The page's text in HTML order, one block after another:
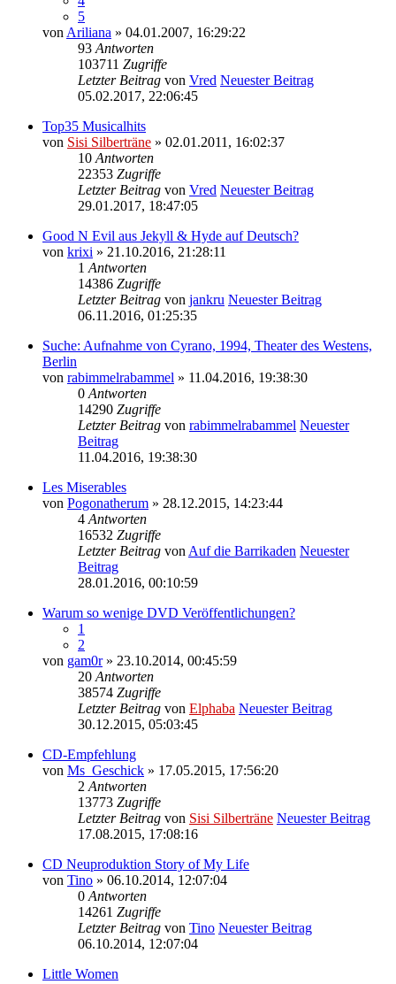
5
von Ariliana » 04.01.2007, 16:29:22
93 Antworten
103711 Zugriffe
Letzter Beitrag von Vred Neuester Beitrag
05.02.2017, 22:06:45
Top35 Musicalhits
von Sisi Silberträne » 02.01.2011, 16:02:37
10 Antworten
22353 Zugriffe
Letzter Beitrag von Vred Neuester Beitrag
29.01.2017, 18:47:05
Good N Evil aus Jekyll & Hyde auf Deutsch?
von krixi » 21.10.2016, 21:28:11
1 Antworten
14386 Zugriffe
Letzter Beitrag von jankru Neuester Beitrag
06.11.2016, 01:25:35
Suche: Aufnahme von Cyrano, 1994, Theater des Westens,
Berlin
von rabimmelrabammel » 11.04.2016, 19:38:30
0 Antworten
14290 Zugriffe
Letzter Beitrag von rabimmelrabammel Neuester
Beitrag
11.04.2016, 19:38:30
Les Miserables
von Pogonatherum » 28.12.2015, 14:23:44
4 Antworten
16532 Zugriffe
Letzter Beitrag von Auf die Barrikaden Neuester
Beitrag
28.01.2016, 00:10:59
Warum so wenige DVD Veröffentlichungen?
1
2
von gam0r» 23.10.2014, 00:45:59
20 Antworten
38574 Zugriffe
Letzter Beitrag von Elphaba Neuester Beitrag
30.12.2015, 05:03:45
CD-Empfehlung
von Ms_Geschick » 17.05.2015, 17:56:20
2 Antworten
13773 Zugriffe
Letzter Beitrag von Sisi Silberträne Neuester Beitrag
17.08.2015, 17:08:16
CD Neuproduktion Story of My Life
von Tino » 06.10.2014, 12:07:04
0 Antworten
14261 Zugriffe
Letzter Beitrag von Tino Neuester Beitrag
06.10.2014, 12:07:04
Little Women